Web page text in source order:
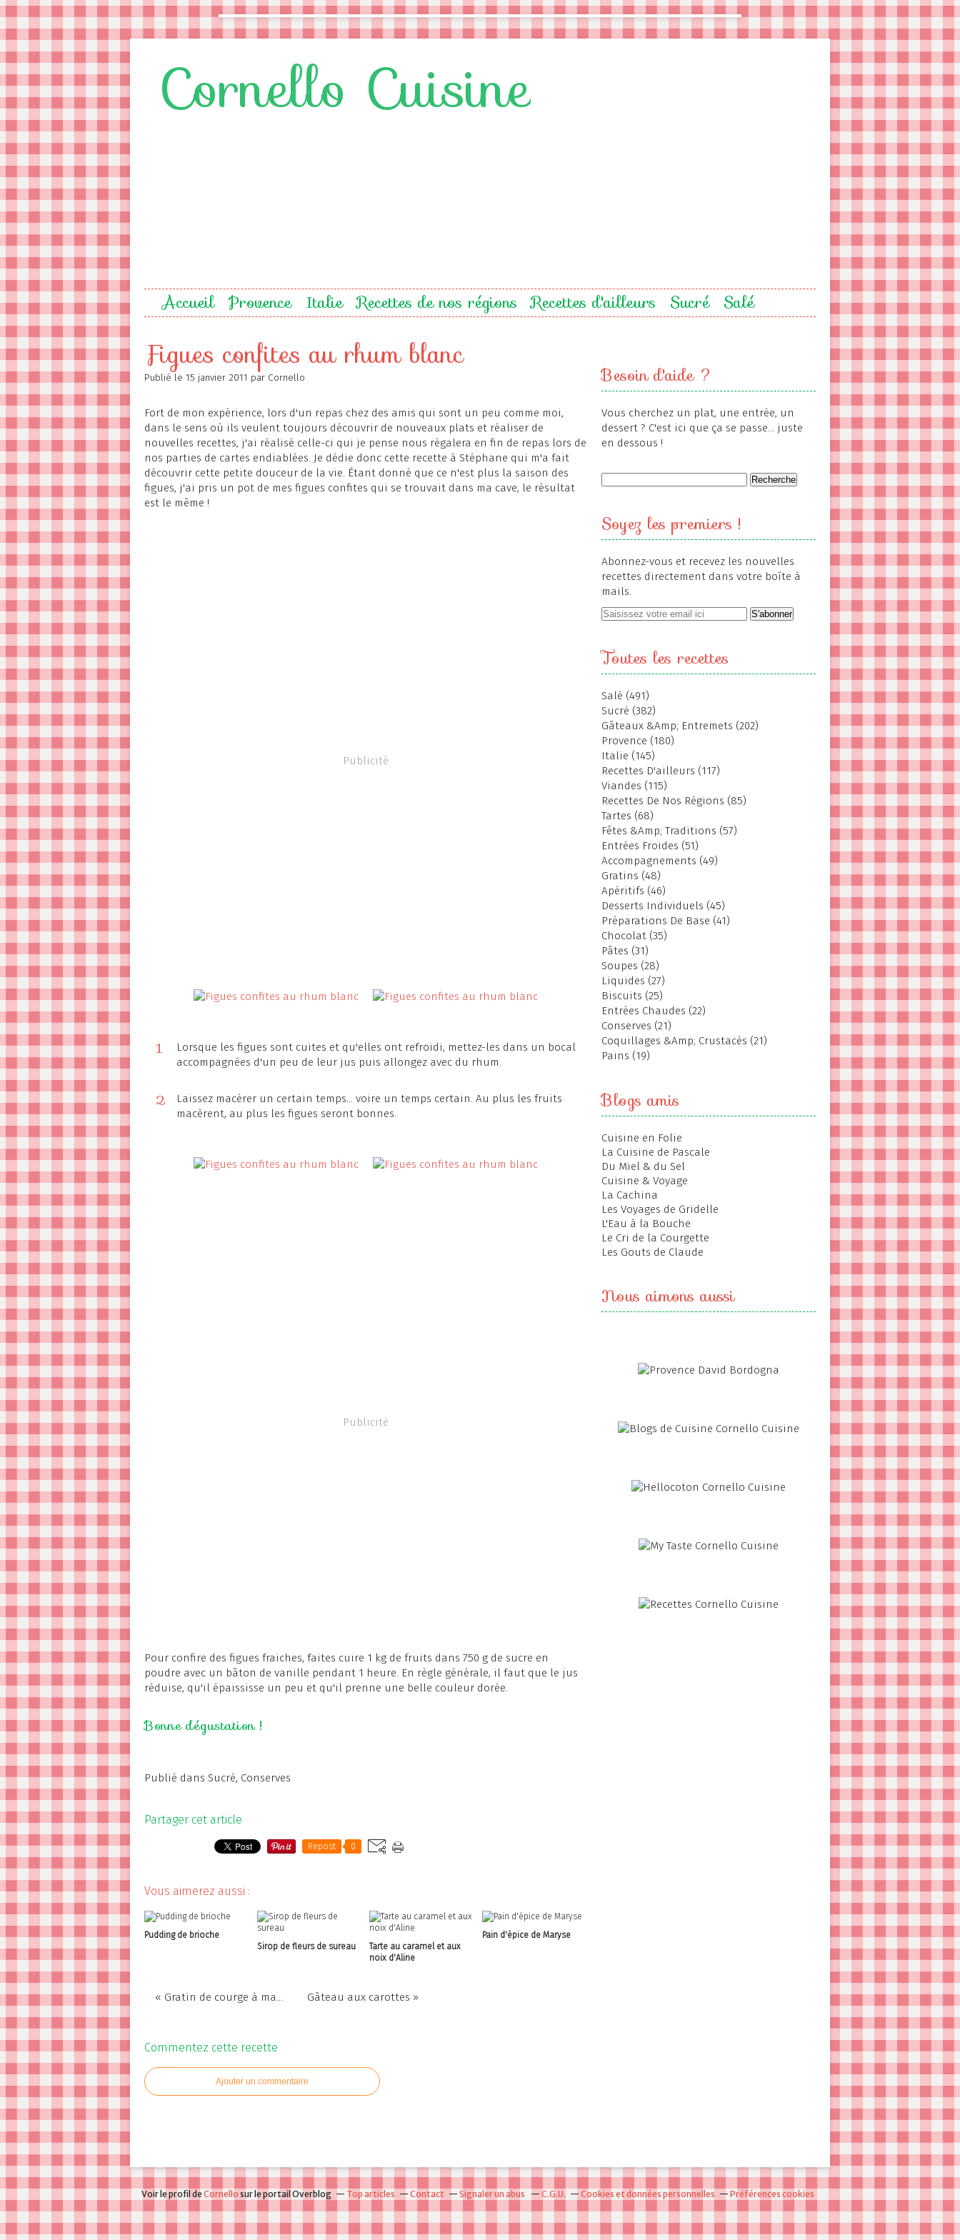
Cornello Cuisine
Accueil Provence Italie Recettes de nos régions Recettes d'ailleurs Sucré Salé
Figues confites au rhum blanc
Publié le 15 janvier 2011 par Cornello
Fort de mon expérience, lors d'un repas chez des amis qui sont un peu comme moi,
dans le sens où ils veulent toujours découvrir de nouveaux plats et réaliser de
nouvelles recettes, j'ai réalisé celle-ci qui je pense nous régalera en fin de repas lors de
nos parties de cartes endiablées. Je dédie donc cette recette à Stéphane qui m'a fait
découvrir cette petite douceur de la vie. Étant donné que ce n'est plus la saison des
figues, j'ai pris un pot de mes figues confites qui se trouvait dans ma cave, le résultat
est le même !
Publicité
1
Lorsque les figues sont cuites et qu'elles ont refroidi, mettez-les dans un bocal
accompagnées d'un peu de leur jus puis allongez avec du rhum.
2
Laissez macérer un certain temps... voire un temps certain. Au plus les fruits
macèrent, au plus les figues seront bonnes.
Publicité
Pour confire des figues fraiches, faites cuire 1 kg de fruits dans 750 g de sucre en
poudre avec un bâton de vanille pendant 1 heure. En règle générale, il faut que le jus
réduise, qu'il épaississe un peu et qu'il prenne une belle couleur dorée.
Bonne dégustation !
Publié dans Sucré, Conserves
Partager cet article
Repost 0
Vous aimerez aussi :
Pudding de brioche
Sirop de fleurs de sureau
Tarte au caramel et aux
noix d'Aline
Pain d'épice de Maryse
« Gratin de courge à ma... Gâteau aux carottes »
Commentez cette recette
Ajouter un commentaire
Besoin d'aide ?
Vous cherchez un plat, une entrée, un
dessert ? C'est ici que ça se passe... juste
en dessous !
Soyez les premiers !
Abonnez-vous et recevez les nouvelles
recettes directement dans votre boîte à
mails.
Toutes les recettes
Salé (491)
Sucré (382)
Gâteaux &Amp; Entremets (202)
Provence (180)
Italie (145)
Recettes D'ailleurs (117)
Viandes (115)
Recettes De Nos Régions (85)
Tartes (68)
Fêtes &Amp; Traditions (57)
Entrées Froides (51)
Accompagnements (49)
Gratins (48)
Apéritifs (46)
Desserts Individuels (45)
Préparations De Base (41)
Chocolat (35)
Pâtes (31)
Soupes (28)
Liquides (27)
Biscuits (25)
Entrées Chaudes (22)
Conserves (21)
Coquillages &Amp; Crustacés (21)
Pains (19)
Blogs amis
Cuisine en Folie
La Cuisine de Pascale
Du Miel & du Sel
Cuisine & Voyage
La Cachina
Les Voyages de Gridelle
L'Eau à la Bouche
Le Cri de la Courgette
Les Gouts de Claude
Nous aimons aussi
Voir le profil deCornello sur le portail Overblog Top articles Contact Signaler un abus C.G.U. Cookies et données personnelles Préférences cookies